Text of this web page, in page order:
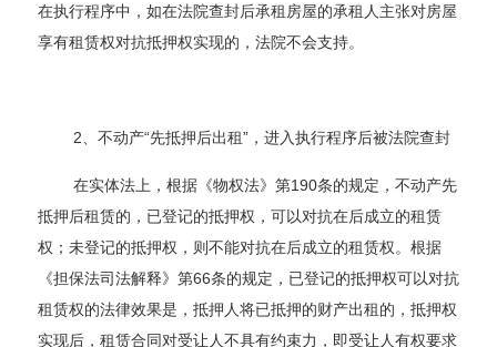
在执行程序中，如在法院查封后承租房屋的承租人主张对房屋
享有租赁权对抗抵押权实现的，法院不会支持。
2、不动产“先抵押后出租”，进入执行程序后被法院查封
在实体法上，根据《物权法》第190条的规定，不动产先
抵押后租赁的，已登记的抵押权，可以对抗在后成立的租赁
权；未登记的抵押权，则不能对抗在后成立的租赁权。根据
《担保法司法解释》第66条的规定，已登记的抵押权可以对抗
租赁权的法律效果是，抵押人将已抵押的财产出租的，抵押权
实现后，租赁合同对受让人不具有约束力，即受让人有权要求